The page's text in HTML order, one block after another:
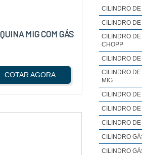
MIG COM GÁS
COTAR AGORA
CILINDRO
CILINDRO DE
CILINDRO
CHOPP
CILINDRO
CILINDRO DE
MIG
CILINDRO
CILINDRO
CILINDRO DE
CILINDRO
CILINDRO